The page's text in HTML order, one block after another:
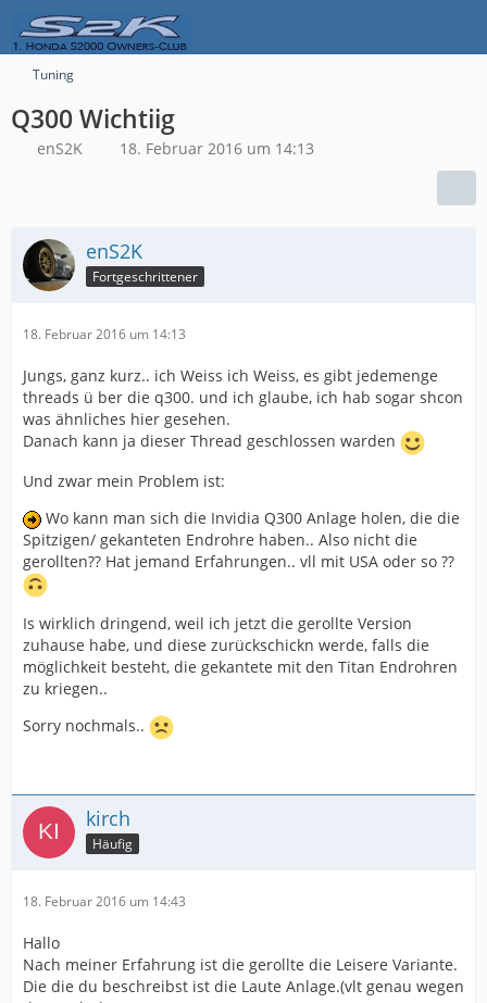
Tuning
Q300 Wichtiig
enS2K 18. Februar 2016 um 14:13
enS2K
Fortgeschrittener
18. Februar 2016 um 14:13
Jungs, ganz kurz.. ich Weiss ich Weiss, es gibt jedemenge
threads ü ber die q300. und ich glaube, ich hab sogar shcon
was ähnliches hier gesehen.
Danach kann ja dieser Thread geschlossen warden
Und zwar mein Problem ist:
Wo kann man sich die Invidia Q300 Anlage holen, die die
Spitzigen/ gekanteten Endrohre haben.. Also nicht die
gerollten?? Hat jemand Erfahrungen.. vll mit USA oder so ??
Is wirklich dringend, weil ich jetzt die gerollte Version
zuhause habe, und diese zurückschickn werde, falls die
möglichkeit besteht, die gekantete mit den Titan Endrohren
zu kriegen..
Sorry nochmals..
kirch
Häufig
18. Februar 2016 um 14:43
Hallo
Nach meiner Erfahrung ist die gerollte die Leisere Variante.
Die die du beschreibst ist die Laute Anlage.(vlt genau wegen